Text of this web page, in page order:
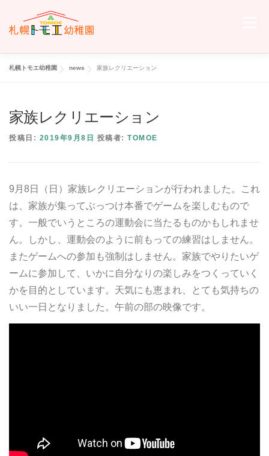
ツ
トモエについて
交通案内 お問い合わせ トモエメンバーサイトへ
札幌トモエ幼稚園 news 家族レクリエーション
家族レクリエーション
投稿日: 2019年9月8日 投稿者: TOMOE
9月8日（日）家族レクリエーションが行われました。これ
は、家族が集ってぶっつけ本番でゲームを楽しむもので
す。一般でいうところの運動会に当たるものかもしれませ
ん。しかし、運動会のように前もっての練習はしません。
またゲームへの参加も強制はしません。家族でやりたいゲ
ームに参加して、いかに自分なりの楽しみをつくっていく
かを目的としています。天気にも恵まれ、とても気持ちの
いい一日となりました。午前の部の映像です。